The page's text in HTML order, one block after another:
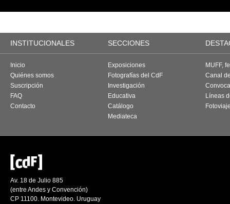
INSTITUCIONALES SECCIONES
Inicio
Quiénes somos
Suscripción
FAQ
Contacto
Exposiciones
Fotografías del CdF
Investigación
Educativa
Catálogo
Mediateca
MUFF,
Canal
Líneas
Av. 18 de Julio 885
(entre Andes y Convención)
CP 11100. Montevideo. Uruguay